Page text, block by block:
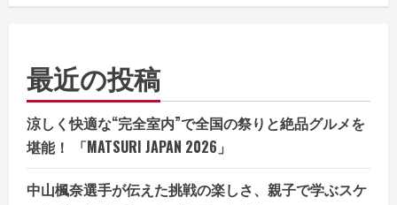
最近の投稿
涼しく快適な“完全室内”で全国の祭りと絶品グルメを
堪能！ 「MATSURI JAPAN 2026」
中山楓奈選手が伝えた挑戦の楽しさ、親子で学ぶスケ